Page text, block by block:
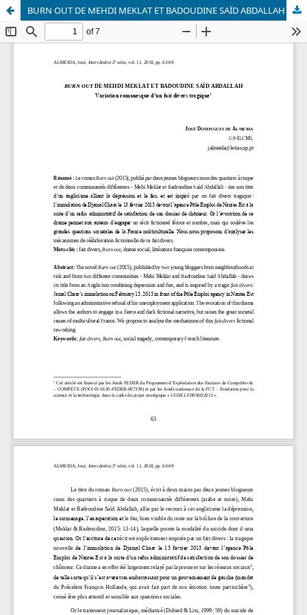
BURN OUT DE MEHDI MEKLAT ET BADOUDINE SAÏD ABDALLAH Variation romanesque d’un fait divers tragique